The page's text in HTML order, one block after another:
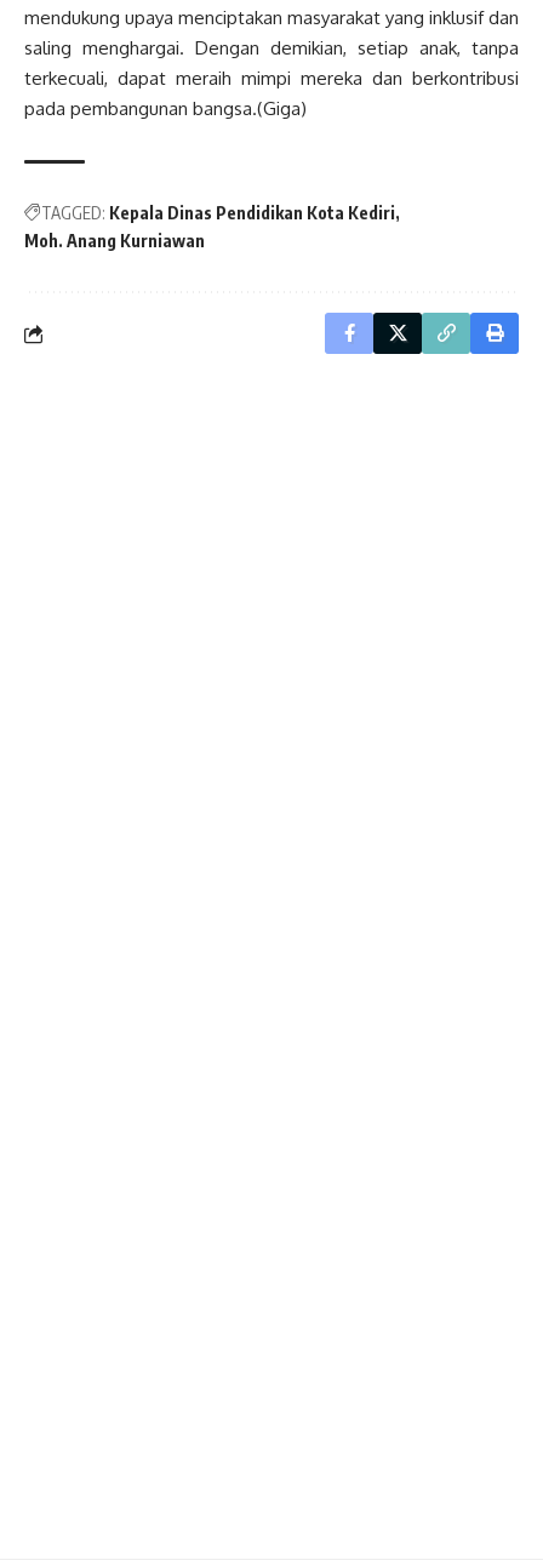
mendukung upaya menciptakan masyarakat yang inklusif dan
saling menghargai. Dengan demikian, setiap anak, tanpa
terkecuali, dapat meraih mimpi mereka dan berkontribusi
pada pembangunan bangsa.(Giga)
TAGGED: Kepala Dinas Pendidikan Kota Kediri
Moh. Anang Kurniawan